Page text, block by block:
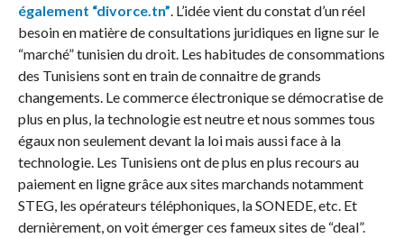
également “divorce.tn” . L’idée vient du constat d’un réel
besoin en matière de consultations juridiques en ligne sur le
“marché” tunisien du droit. Les habitudes de consommations
des Tunisiens sont en train de connaitre de grands
changements. Le commerce électronique se démocratise de
plus en plus, la technologie est neutre et nous sommes tous
égaux non seulement devant la loi mais aussi face à la
technologie. Les Tunisiens ont de plus en plus recours au
paiement en ligne grâce aux sites marchands notamment
STEG, les opérateurs téléphoniques, la SONEDE, etc. Et
dernièrement, on voit émerger ces fameux sites de “deal”.